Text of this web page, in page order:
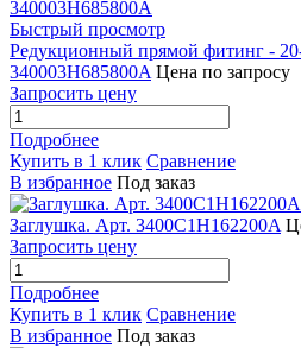
Быстрый просмотр
Редукционный прямой фитинг -
340003H685800A Цена по запросу
Запросить цену
Подробнее
Купить в 1 клик Сравнение
В избранное Под заказ
Заглушка. Арт. 3400C1H162200A
Запросить цену
Подробнее
Купить в 1 клик Сравнение
В избранное Под заказ